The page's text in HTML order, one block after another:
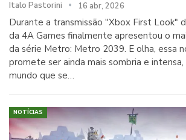
Italo Pastorini 16 abr, 2026
Durante a transmissão "Xbox First Look"
da 4A Games finalmente apresentou o
da série Metro: Metro 2039. E olha, essa
promete ser ainda mais sombria e
mundo que se…
NOTÍCIAS